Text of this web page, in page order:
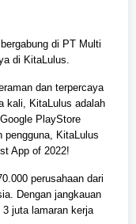
di PT Multi
di KitaLulus.
dan terpercaya
kali, KitaLulus adalah
PlayStore
pengguna, KitaLulus
App of 2022!
perusahaan dari
Dengan jangkauan
juta lamaran kerja